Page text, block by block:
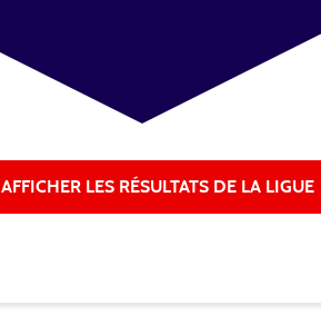
AFFICHER LES RÉSULTATS DE LA LIGUE